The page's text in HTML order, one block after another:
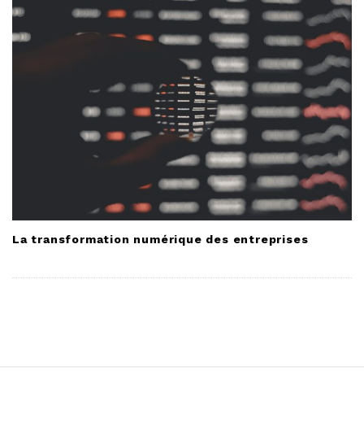
La transformation numérique des entreprises